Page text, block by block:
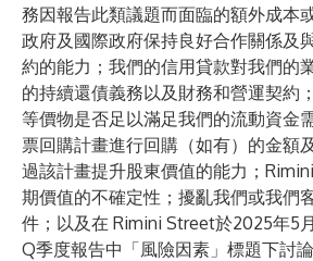
務因報告此類議題而面臨的額外成本
政府及國際政府保持良好合作關係及
約的能力；我們的信用貸款對我們的
的持續還債義務以及財務和營運契約
等價物是否足以滿足我們的流動資金
票回購計畫進行回購（如有）的金額
過該計畫提升股東價值的能力；
期價值的不確定性；擾亂我們或我們
件；以及在 Rimini Street於2025年5
Q季度報告中「風險因素」標題下討